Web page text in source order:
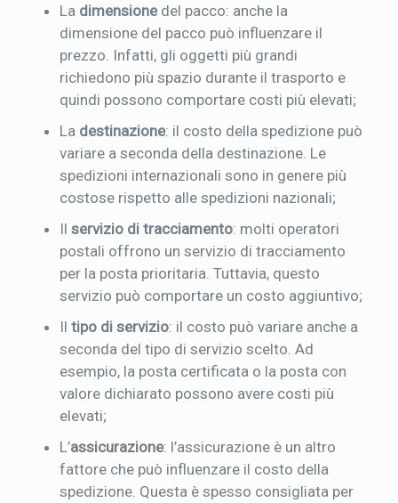
La dimensionedel pacco: anche la
dimensione del pacco può influenzare il
prezzo. Infatti, gli oggetti più grandi
richiedono più spazio durante il trasporto e
quindi possono comportare costi più elevati;
La destinazione: il costo della spedizione può
variare a seconda della destinazione. Le
spedizioni internazionali sono in genere più
costose rispetto alle spedizioni nazionali;
Ilservizio di tracciamento: molti operatori
postali offrono un servizio di tracciamento
per la posta prioritaria. Tuttavia, questo
servizio può comportare un costo aggiuntivo;
Iltipo di servizio: il costo può variare anche a
seconda del tipo di servizio scelto. Ad
esempio, la posta certificata o la posta con
valore dichiarato possono avere costi più
elevati;
L’assicurazione: l’assicurazione è un altro
fattore che può influenzare il costo della
spedizione. Questa è spesso consigliata per